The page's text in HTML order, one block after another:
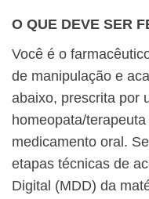
O QUE DEVE SER
Você é o
de manipulação e
abaixo, prescrita por
homeopata/
medicamento oral.
etapas técnicas de
Digital (MDD) da